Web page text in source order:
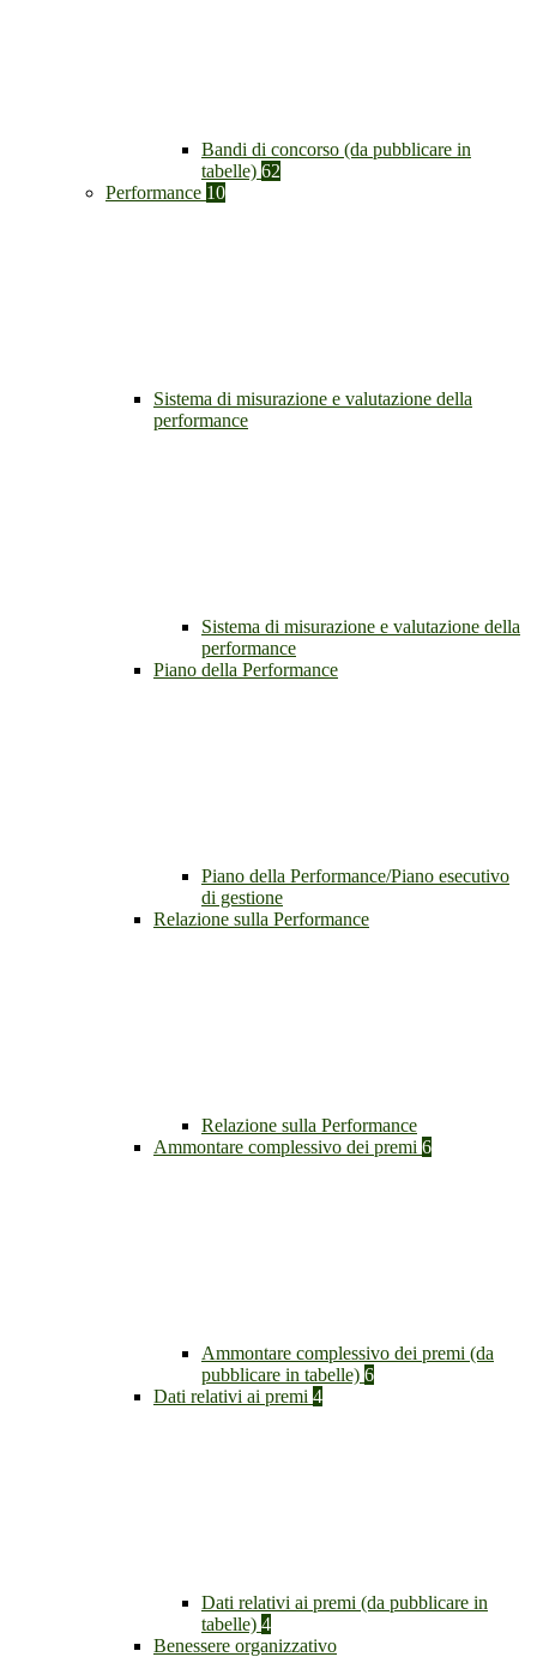
Bandi di concorso (da pubblicare in
tabelle) 62
Performance 10
Sistema di misurazione e valutazione della
performance
Sistema di misurazione e valutazione della
performance
Piano della Performance
Piano della Performance/Piano esecutivo
di gestione
Relazione sulla Performance
Relazione sulla Performance
Ammontare complessivo dei premi 6
Ammontare complessivo dei premi (da
pubblicare in tabelle) 6
Dati relativi ai premi 4
Dati relativi ai premi (da pubblicare in
tabelle) 4
Benessere organizzativo